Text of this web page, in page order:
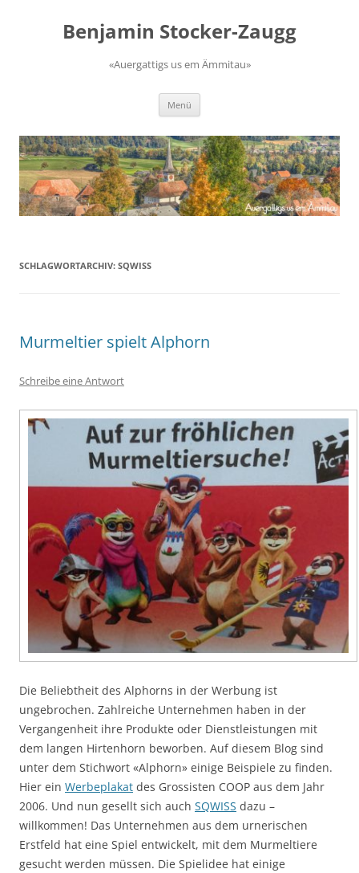
springenBenjamin Stocker-Zaugg
«Auergattigs us em Ämmitau»
Menü
SCHLAGWORTARCHIV: SQWISS
Murmeltier spielt Alphorn
Schreibe eine Antwort
Die Beliebtheit des Alphorns in der Werbung ist
ungebrochen. Zahlreiche Unternehmen haben in der
Vergangenheit ihre Produkte oder Dienstleistungen mit
dem langen Hirtenhorn beworben. Auf diesem Blog sind
unter dem Stichwort «Alphorn» einige Beispiele zu finden.
Hier ein Werbeplakat des Grossisten COOP aus dem Jahr
2006. Und nun gesellt sich auch SQWISS dazu –
willkommen! Das Unternehmen aus dem urnerischen
Erstfeld hat eine Spiel entwickelt, mit dem Murmeltiere
gesucht werden müssen. Die Spielidee hat einige